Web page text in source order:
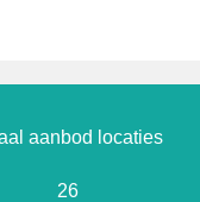
aanbod locaties
26